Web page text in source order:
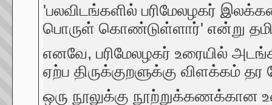
'பலவிடங்களில் பரிமேலழகர்
பொருள் கொண்டுள்ளார்' என்று
எனவே, பரிமேலழகர் உரையில்
ஏற்ப திருக்குறளுக்கு விளக்கம்
ஒரு நூலுக்கு